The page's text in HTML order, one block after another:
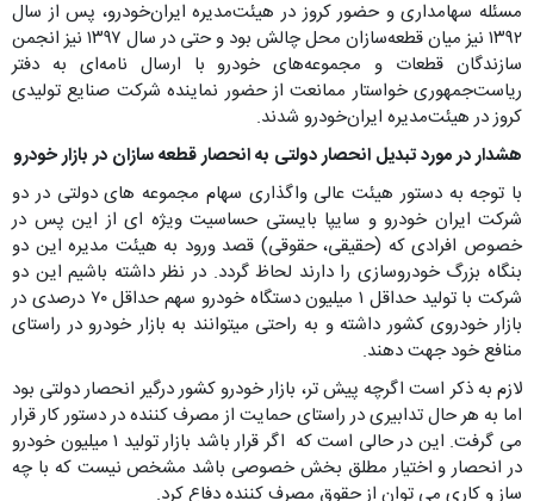
مسئله سهامداری و حضور کروز در هیئت‌مدیره ایران‌خودرو، پس از سال
۱۳۹۲ نیز میان قطعه‌سازان محل چالش بود و حتی در سال ۱۳۹۷ نیز انجمن
سازندگان قطعات و مجموعه‌های خودرو با ارسال نامه‌ای به دفتر
ریاست‌جمهوری خواستار ممانعت از حضور نماینده شرکت صنایع تولیدی
کروز در هیئت‌مدیره ایران‌خودرو شدند.
هشدار در مورد تبدیل انحصار دولتی به انحصار قطعه سازان در بازار خودرو
با توجه به دستور هیئت عالی واگذاری سهام مجموعه های دولتی در دو
شرکت ایران خودرو و سایپا بایستی حساسیت ویژه ای از این پس در
خصوص افرادی که (حقیقی، حقوقی) قصد ورود به هیئت مدیره این دو
بنگاه بزرگ خودروسازی را دارند لحاظ گردد. در نظر داشته باشیم این دو
شرکت با تولید حداقل ۱ میلیون دستگاه خودرو سهم حداقل ۷۰ درصدی در
بازار خودروی کشور داشته و به راحتی میتوانند به بازار خودرو در راستای
منافع خود جهت دهند.
لازم به ذکر است اگرچه پیش تر، بازار خودرو کشور درگیر انحصار دولتی بود
اما به هر حال تدابیری در راستای حمایت از مصرف کننده در دستور کار قرار
می گرفت. این در حالی است که اگر قرار باشد بازار تولید ۱ میلیون خودرو
در انحصار و اختیار مطلق بخش خصوصی باشد مشخص نیست که با چه
ساز و کاری می توان از حقوق مصرف کننده دفاع کرد.